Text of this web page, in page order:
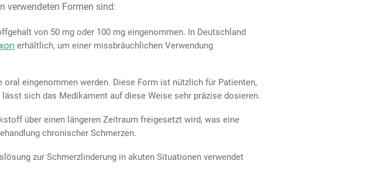
verwendeten Formen sind:
von 50 mg oder 100 mg eingenommen. In Deutschland
erhältlich, um einer missbräuchlichen Verwendung
eingenommen werden. Diese Form ist nützlich für Patienten,
sich das Medikament auf diese Weise sehr präzise dosieren.
über einen längeren Zeitraum freigesetzt wird, was eine
chronischer Schmerzen.
zur Schmerzlinderung in akuten Situationen verwendet